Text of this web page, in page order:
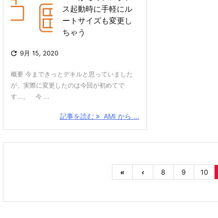
ス起動時に手軽にル
ートサイズも変更し
ちゃう
 9月 15, 2020
概要 今まできっとデキルと思っていました
が、実際に変更したのは今回が初めてで
す...。 今 ...
記事を読む AMI から ...
« ‹ 8 9 10